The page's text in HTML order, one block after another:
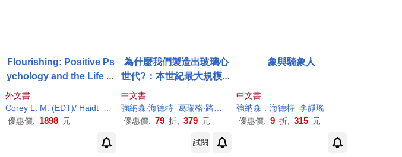
Flourishing: Positive Ps
ychology and the Life W
外文書
Corey L. M. (EDT)/ Haidt Jonathan(EDT) Keyes
優惠價: 1898 元
為什麼我們製造出玻璃心
世代?：本世紀最大規模心
理危機，看美國高等教育
的「安全文化」如何讓下
一代變得脆弱、反智、反
中文書
強納森‧海德特 葛瑞格‧路加諾夫
朱怡康
優惠價: 79 折, 379 元
象與騎象人
中文書
強納森．海德特 李靜瑤
優惠價: 9 折, 315 元
試閱